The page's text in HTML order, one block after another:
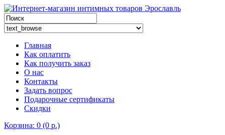
Главная
Как оплатить
Как получить заказ
О нас
Контакты
Задать вопрос
Подарочные сертификаты
Скидки
Корзина: 0 (0 р.)